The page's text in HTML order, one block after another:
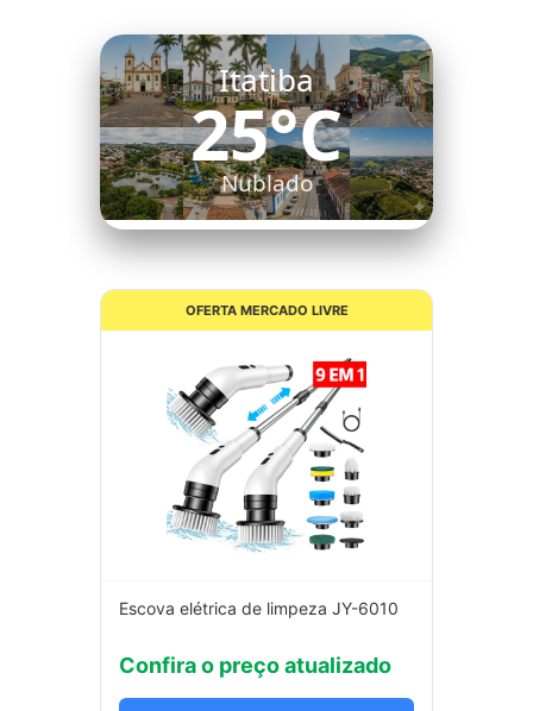
Itatiba
25°C
Nublado
OFERTA MERCADO LIVRE
Escova elétrica de limpeza JY-6010
Confira o preço atualizado